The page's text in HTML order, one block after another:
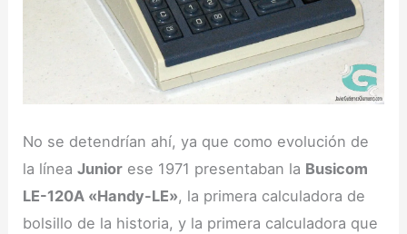
No se detendrían ahí, ya que como evolución de
la líneaJunior ese 1971 presentaban la Busicom
LE-120A «Handy-LE», la primera calculadora de
bolsillo de la historia, y la primera calculadora que